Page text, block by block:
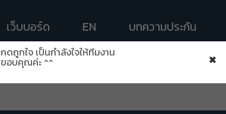
เว็บบอร์ด EN บทความประกัน
กดถูกใจ เป็นกำลังใจให้ทีมงาน
ขอบคุณค่ะ ^^ ×